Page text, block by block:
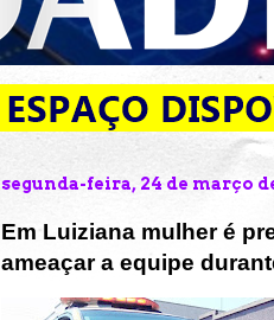
segunda-feira, 24 de março
Em Luiziana mulher é
ameaçar a equipe